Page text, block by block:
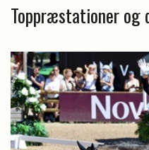
Toppræstationer og